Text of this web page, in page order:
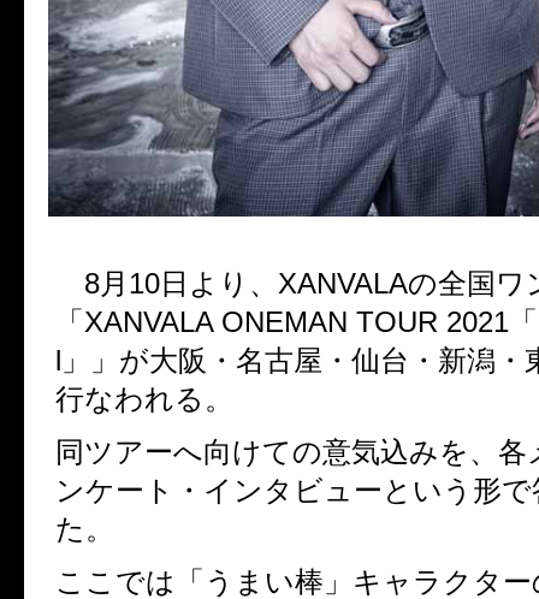
8月 10日より、 XANVALAの全国ワ
「 XANVALA ONEMAN TOUR 2021 「
l 」」が大阪・名古屋・仙台・新潟・
行なわれる。
同ツアーへ向けての意気込みを、
ンケート・インタビューという形
た。
ここでは「うまい棒」キャラクタ